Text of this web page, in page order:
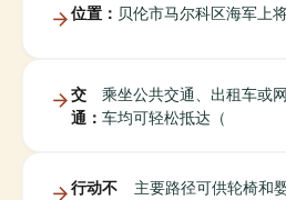
位置： 贝伦市马尔科区海军上
交
通：
乘坐公共交通、出租车或
车均可轻松抵达（
行动不
主要路径可供轮椅和